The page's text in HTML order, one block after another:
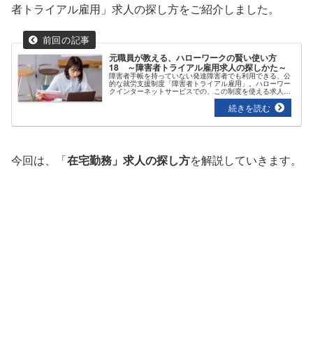
者トライアル雇用」求人の探し方をご紹介しました。
元職員が教える、ハローワークの賢い使い方
18 ～障害者トライアル雇用求人の探しかた～
障害者手帳を持っていない発達障害者でも利用できる、公
的な就労支援制度「障害者トライアル雇用」。ハローワー
クインターネットサービスでの、この制度を使える求人の
探し方をご紹介。さあ、就職へ一歩踏み出そう。
今回は、「在宅勤務」求人の探し方を解説していきます。